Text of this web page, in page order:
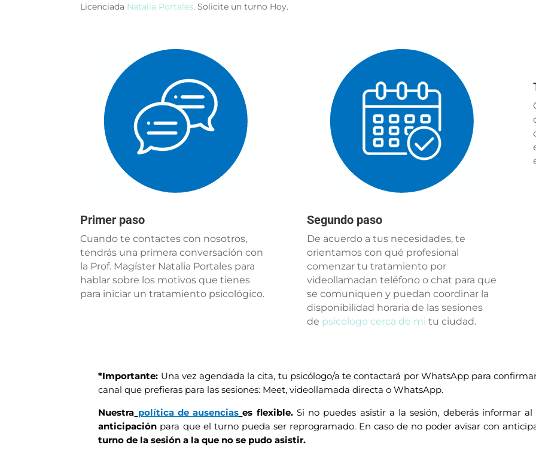
Licenciada Natalia Portales. Solicite un turno Hoy.
Primer paso
Cuando te contactes con nosotros,
tendrás una primera conversación con
la Prof. Magíster Natalia Portales para
hablar sobre los motivos que tienes
para iniciar un tratamiento psicológico.
Segundo paso
De acuerdo a tus necesidades, te
orientamos con qué profesional
comenzar tu tratamiento por
videollamadan teléfono o chat para que
se comuniquen y puedan coordinar la
disponibilidad horaria de las sesiones
de psicologo cerca de mi tu ciudad.
*Importante: Una vez agendada la cita, tu psicólogo/a te contactará por WhatsApp para
canal que prefieras para las sesiones: Meet, videollamada directa o WhatsApp.
Nuestra política de ausencias es flexible.Si no puedes asistir a la sesión, deberás informar
anticipación para que el turno pueda ser reprogramado. En caso de no poder avisar con
turno de la sesión a la que no se pudo asistir.